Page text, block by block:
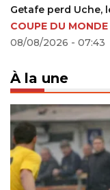
UEFA C1
le Bayern
01/09/2023
À la une